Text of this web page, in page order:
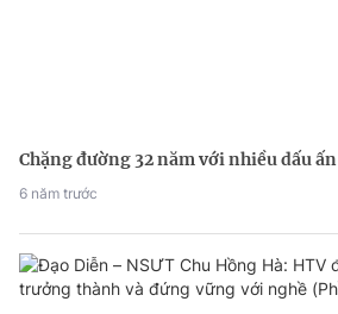
Chặng đường 32 năm với nhiều dấu ấn
6 năm trước